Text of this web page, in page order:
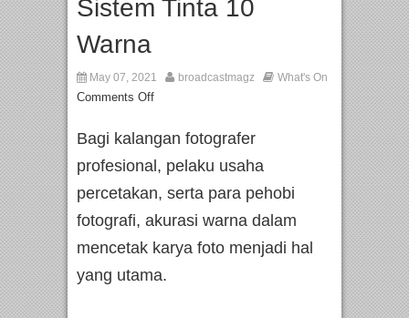
Sistem Tinta 10
Warna
May 07, 2021 broadcastmagz What's On
Comments Off
Bagi kalangan fotografer
profesional, pelaku usaha
percetakan, serta para pehobi
fotografi, akurasi warna dalam
mencetak karya foto menjadi hal
yang utama.